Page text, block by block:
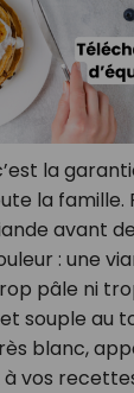
la
la famille.
avant
: une
pâle ni
souple au
blanc,
vos